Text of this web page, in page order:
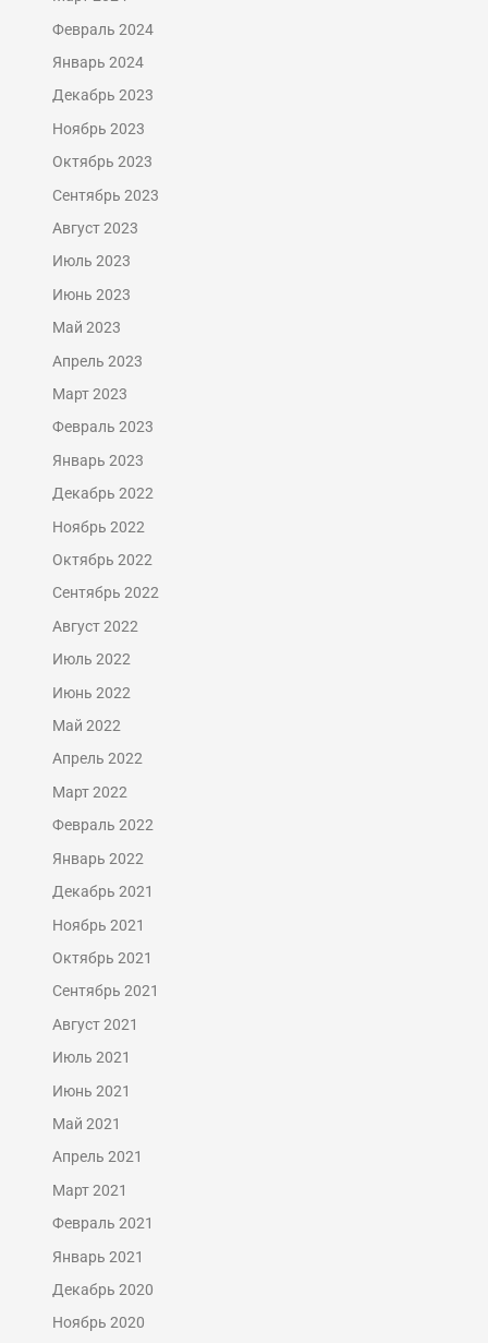
Февраль 2024
Январь 2024
Декабрь 2023
Ноябрь 2023
Октябрь 2023
Сентябрь 2023
Август 2023
Июль 2023
Июнь 2023
Май 2023
Апрель 2023
Март 2023
Февраль 2023
Январь 2023
Декабрь 2022
Ноябрь 2022
Октябрь 2022
Сентябрь 2022
Август 2022
Июль 2022
Июнь 2022
Май 2022
Апрель 2022
Март 2022
Февраль 2022
Январь 2022
Декабрь 2021
Ноябрь 2021
Октябрь 2021
Сентябрь 2021
Август 2021
Июль 2021
Июнь 2021
Май 2021
Апрель 2021
Март 2021
Февраль 2021
Январь 2021
Декабрь 2020
Ноябрь 2020